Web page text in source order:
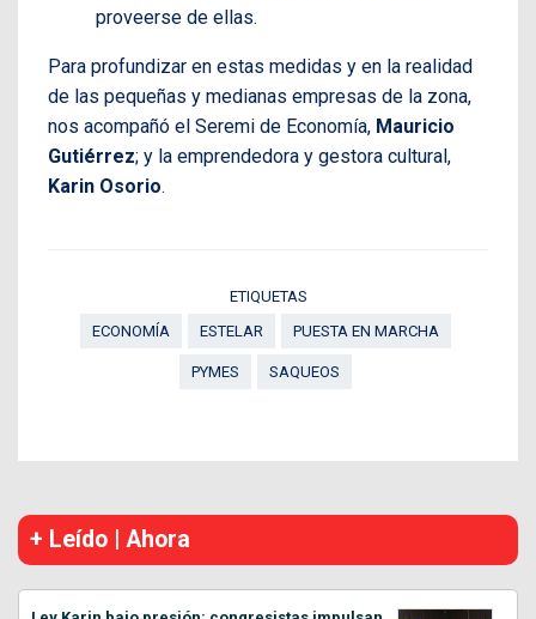
proveerse de ellas.
Para profundizar en estas medidas y en la realidad
de las pequeñas y medianas empresas de la zona,
nos acompañó el Seremi de Economía, Mauricio
Gutiérrez; y la emprendedora y gestora cultural,
Karin Osorio.
ETIQUETAS
ECONOMÍA
ESTELAR PUESTA EN MARCHA
PYMES SAQUEOS
+ Leído | Ahora